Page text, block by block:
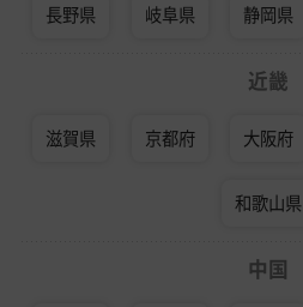
長野県 岐阜県 静岡県
近畿
滋賀県 京都府 大阪府
和歌山県
中国